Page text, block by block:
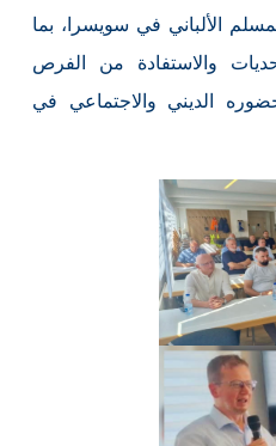
الألباني في سويسرا، بما
والاستفادة من الفرص
الديني والاجتماعي في